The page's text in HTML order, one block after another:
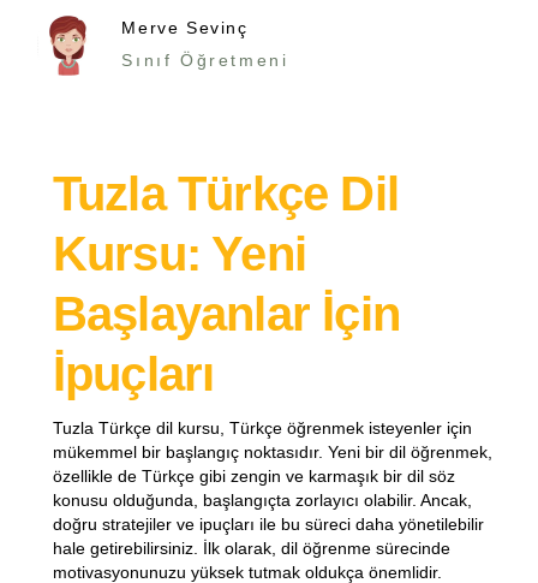
Merve Sevinç
Sınıf Öğretmeni
Tuzla Türkçe Dil
Kursu: Yeni
Başlayanlar İçin
İpuçları
Tuzla Türkçe dil kursu, Türkçe öğrenmek isteyenler için
mükemmel bir başlangıç noktasıdır. Yeni bir dil öğrenmek,
özellikle de Türkçe gibi zengin ve karmaşık bir dil söz
konusu olduğunda, başlangıçta zorlayıcı olabilir. Ancak,
doğru stratejiler ve ipuçları ile bu süreci daha yönetilebilir
hale getirebilirsiniz. İlk olarak, dil öğrenme sürecinde
motivasyonunuzu yüksek tutmak oldukça önemlidir.